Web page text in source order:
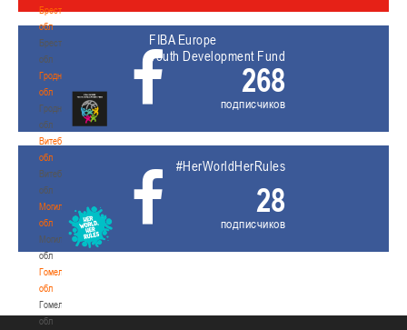
Брестская
обл
Брестская
обл
Гродненская
обл
Гродненская
обл
Витебская
обл
Витебская
обл
Могилевская
обл
Могилевская
обл
Гомельская
обл
Гомельская
обл
FIBA Europe
Youth Development Fund
268
подписчиков
#HerWorldHerRules
28
подписчиков